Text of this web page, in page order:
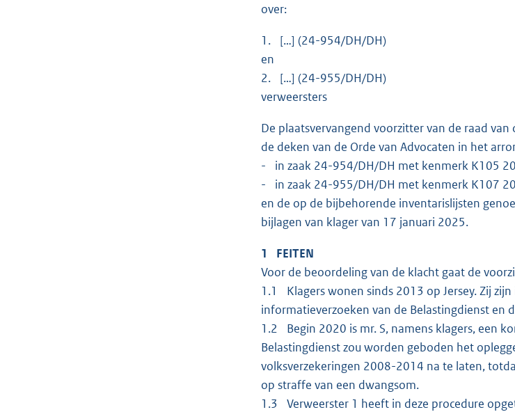
over:
1. […] (24-954/DH/DH)
en
2. […] (24-955/DH/DH)
verweersters
De plaatsvervangend voorzitter van de raad
de deken van de Orde van Advocaten in het
- in zaak 24-954/DH/DH met kenmerk K105
- in zaak 24-955/DH/DH met kenmerk K107
en de op de bijbehorende inventarislijsten
bijlagen van klager van 17 januari 2025.
1 FEITEN
Voor de beoordeling van de klacht gaat de
1.1 Klagers wonen sinds 2013 op Jersey. Zij
informatieverzoeken van de Belastingdienst en
1.2 Begin 2020 is mr. S, namens klagers, een
Belastingdienst zou worden geboden het
volksverzekeringen 2008-2014 na te laten,
op straffe van een dwangsom.
1.3 Verweerster 1 heeft in deze procedure